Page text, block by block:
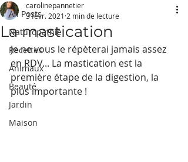
All Posts
Naturopathie
Recettes
Animaux
Beauté
Jardin
Maison
La mastication
carolinepannetier
3 févr. 2021 2 min de lecture
Je ne vous le répèterai jamais assez
en RDV... La mastication est la
première étape de la digestion, la
plus importante !